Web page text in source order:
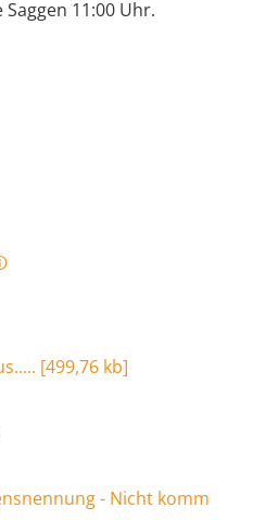
11:00 Uhr.
[499,76 kb]
- Nicht komm